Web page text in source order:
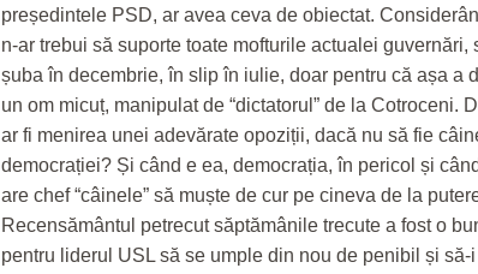
de acrobație aeriană- 1 August 2026
Inaugurare de Ziua Timișoarei. Turnul
centru destinat evenimentelor culturale/
31 July 2026
View all
Ceauşescu a
August 2026
Dominic Fritz
special pentru
bananiere e
adversar politic
Timiș. Mădălin
“Județ”, alături
ZIARISTU’ DE
TERASĂ
CU OIŞTEA-N
FINANŢĂRI DE LA A
LA Z
PE SURSE
președintele PSD, ar avea ceva de obiectat.
n-ar trebui să suporte toate mofturile actualei guvernări,
șuba în decembrie, în slip în iulie, doar pentru că așa a
un om micuț, manipulat de “dictatorul” de la Cotroceni.
ar fi menirea unei adevărate opoziții, dacă nu să fie
democrației? Și când e ea, democrația, în pericol și
are chef “câinele” să muște de cur pe cineva de la
Recensământul petrecut săptămânile trecute a fost o
pentru liderul USL să se umple din nou de penibil și să-